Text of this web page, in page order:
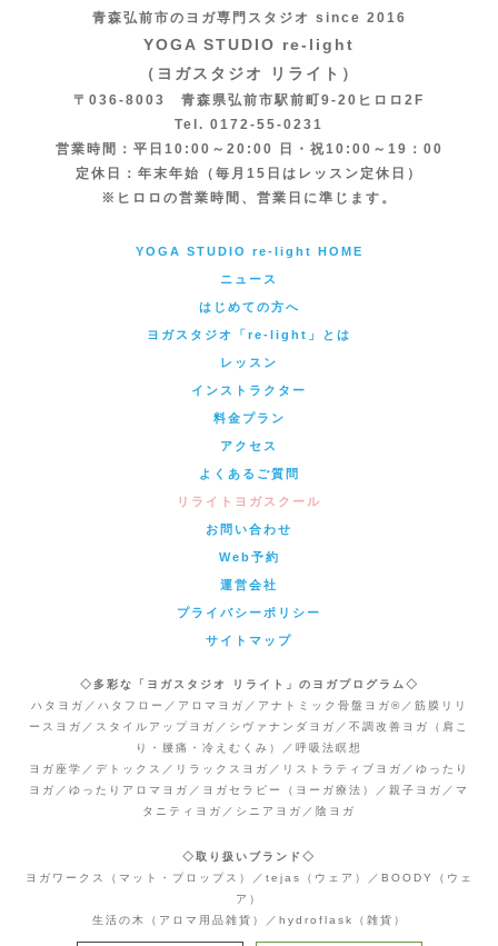
青森弘前市のヨガ専門スタジオ since 2016
YOGA STUDIO re-light
（ヨガスタジオ リライト）
〒036-8003 青森県弘前市駅前町9-20ヒロロ2F
Tel. 0172-55-0231
営業時間：平日10:00～20:00 日・祝10:00～19：00
定休日：年末年始（毎月15日はレッスン定休日）
※ヒロロの営業時間、営業日に準じます。
YOGA STUDIO re-light HOME
ニュース
はじめての方へ
ヨガスタジオ「re-light」とは
レッスン
インストラクター
料金プラン
アクセス
よくあるご質問
リライトヨガスクール
お問い合わせ
Web予約
運営会社
プライバシーポリシー
サイトマップ
◇多彩な「ヨガスタジオ リライト」のヨガプログラム◇
ハタヨガ／ハタフロー／アロマヨガ／アナトミック骨盤ヨガ®／筋膜リリ
ースヨガ／スタイルアップヨガ／シヴァナンダヨガ／不調改善ヨガ（肩こ
り・腰痛・冷えむくみ）／呼吸法瞑想
ヨガ座学／デトックス／リラックスヨガ／リストラティブヨガ／ゆったり
ヨガ／ゆったりアロマヨガ／ヨガセラピー（ヨーガ療法）／親子ヨガ／マ
タニティヨガ／シニアヨガ／陰ヨガ
◇取り扱いブランド◇
ヨガワークス（マット・プロップス）／tejas（ウェア）／BOODY（ウェ
ア）
生活の木（アロマ用品雑貨）／hydroflask（雑貨）